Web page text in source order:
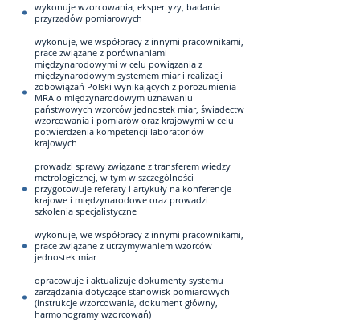
wykonuje wzorcowania, ekspertyzy, badania
przyrządów pomiarowych
wykonuje, we współpracy z innymi pracownikami,
prace związane z porównaniami
międzynarodowymi w celu powiązania z
międzynarodowym systemem miar i realizacji
zobowiązań Polski wynikających z porozumienia
MRA o międzynarodowym uznawaniu
państwowych wzorców jednostek miar, świadectw
wzorcowania i pomiarów oraz krajowymi w celu
potwierdzenia kompetencji laboratoriów
krajowych
prowadzi sprawy związane z transferem wiedzy
metrologicznej, w tym w szczególności
przygotowuje referaty i artykuły na konferencje
krajowe i międzynarodowe oraz prowadzi
szkolenia specjalistyczne
wykonuje, we współpracy z innymi pracownikami,
prace związane z utrzymywaniem wzorców
jednostek miar
opracowuje i aktualizuje dokumenty systemu
zarządzania dotyczące stanowisk pomiarowych
(instrukcje wzorcowania, dokument główny,
harmonogramy wzorcowań)